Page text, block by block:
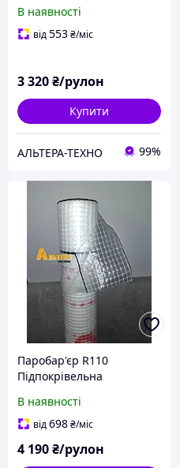
Juta
В наявності
від553₴/міс
3 320₴/рулон
Купити
АЛЬТЕРА-ТЕХНО 99%
Паробар'єр R110
Підпокрівельна
Juta
В наявності
від698₴/міс
4 190₴/рулон